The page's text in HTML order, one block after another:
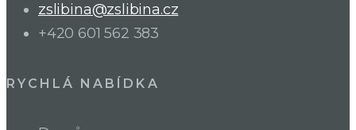
zslibina@zslibina.cz
+420 601 562 383
RYCHLÁ NABÍDKA